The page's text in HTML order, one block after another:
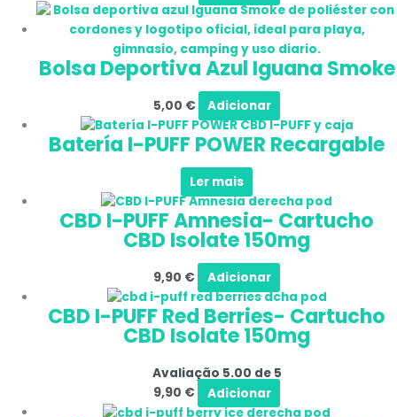
Bolsa Deportiva Azul Iguana Smoke
5,00 € Adicionar
Batería I-PUFF POWER Recargable
Ler mais
CBD I-PUFF Amnesia- Cartucho
CBD Isolate 150mg
9,90 € Adicionar
CBD I-PUFF Red Berries- Cartucho
CBD Isolate 150mg
Avaliação 5.00 de 5
9,90 € Adicionar